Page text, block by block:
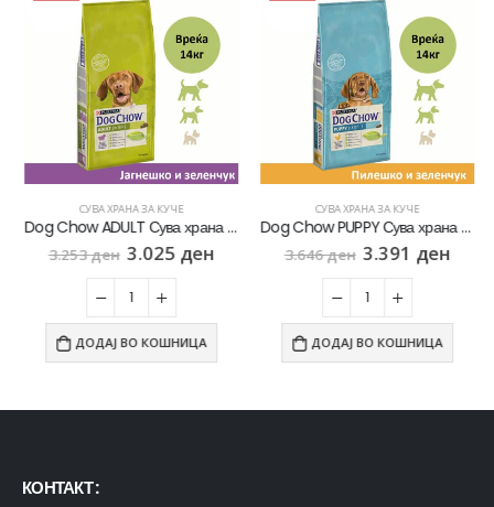
СУВА ХРАНА ЗА КУЧЕ
Dog Chow ADULT Сува храна за Возрасни кучиња со Јагнешко [Вреќа 14кг]
3.253ден 3.025 ден
ДОДАЈ ВО КОШНИЦА
СУВА ХРАНА ЗА КУЧЕ
Dog Chow PUPPY Сува храна за Кученца со Пилешко [Вреќа 14кг]
3.646ден 3.391 ден
ДОДАЈ ВО КОШНИЦА
КОНТАКТ :